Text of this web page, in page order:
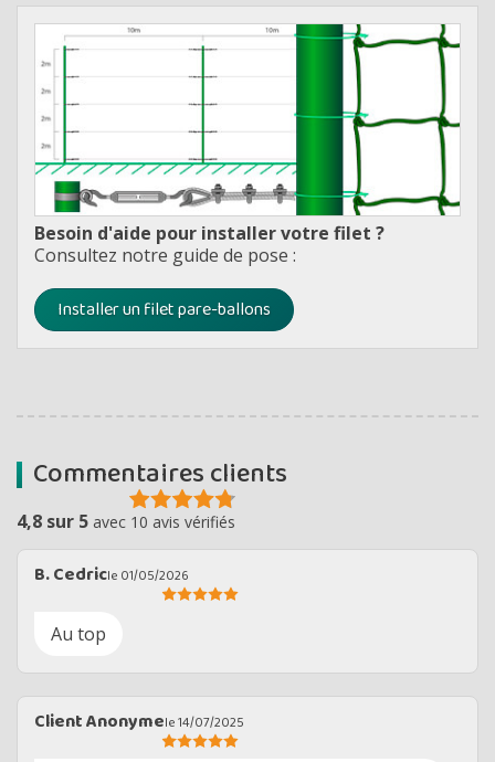
Besoin d'aide pour installer votre filet ?
Consultez notre guide de pose :
Installer un filet pare-ballons
Commentaires clients
4,8 sur 5 avec 10 avis vérifiés
B. Cedricle 01/05/2026
Au top
Client Anonymele 14/07/2025